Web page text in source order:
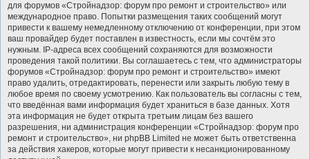
для форумов «Стройнадзор: форум про ремонт и строительство» или
международное право. Попытки размещения таких сообщений могут
привести к вашему немедленному отключению от конференции, при этом
ваш провайдер будет поставлен в известность, если мы сочтём это
нужным. IP-адреса всех сообщений сохраняются для возможности
проведения такой политики. Вы соглашаетесь с тем, что администраторы
форумов «Стройнадзор: форум про ремонт и строительство» имеют
право удалить, отредактировать, перенести или закрыть любую тему в
любое время по своему усмотрению. Как пользователь вы согласны с тем,
что введённая вами информация будет храниться в базе данных. Хотя
эта информация не будет открыта третьим лицам без вашего
разрешения, ни администрация конференции «Стройнадзор: форум про
ремонт и строительство», ни phpBB Limited не может быть ответственна
за действия хакеров, которые могут привести к несанкционированному